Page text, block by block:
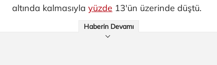
altında kalmasıyla yüzde 13'ün üzerinde düştü.
Haberin Devamı